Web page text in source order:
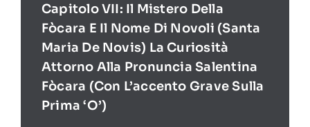
Capitolo VII: Il Mistero Della
Fòcara E Il Nome Di Novoli (Santa
Maria De Novis) La Curiosità
Attorno Alla Pronuncia Salentina
Fòcara (con L’accento Grave Sulla
Prima ‘O’)